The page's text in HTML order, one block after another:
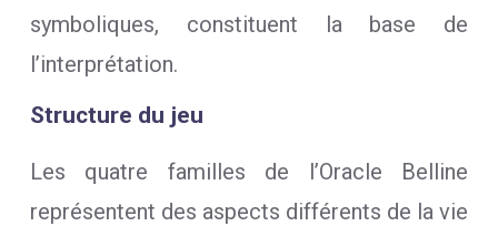
symboliques, constituent la base de
l’interprétation.
Structure du jeu
Les quatre familles de l’Oracle Belline
représentent des aspects différents de la vie